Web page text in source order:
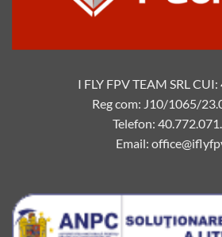
I FLY FPV TEAM SRL
Reg com: J10/1065/
Telefon:
Email: